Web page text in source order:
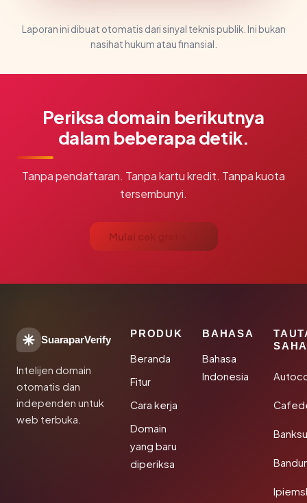
Laporan ini dibuat otomatis dari sinyal teknis publik. Ini bukan
nasihat hukum atau finansial.
Periksa domain berikutnya
dalam beberapa detik.
Tanpa pendaftaran. Tanpa kartu kredit. Tanpa kuota
tersembunyi.
Mulai cek gratis →
SuaraparVerify
Intelijen domain
otomatis dan
independen untuk
web terbuka.
PRODUK
Beranda
Fitur
Cara kerja
Domain
yang baru
diperiksa
BAHASA
Bahasa
Indonesia